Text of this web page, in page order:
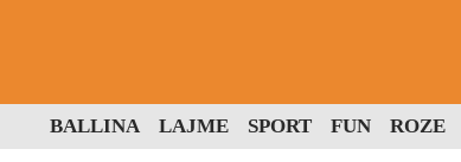
BALLINA LAJME SPORT FUN ROZE